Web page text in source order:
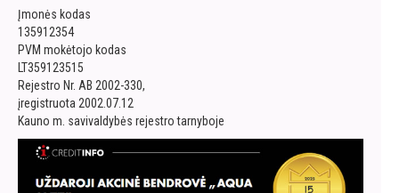
Įmonės kodas
135912354
PVM mokėtojo kodas
LT359123515
Rejestro Nr. AB 2002-330,
įregistruota 2002.07.12
Kauno m. savivaldybės rejestro tarnyboje